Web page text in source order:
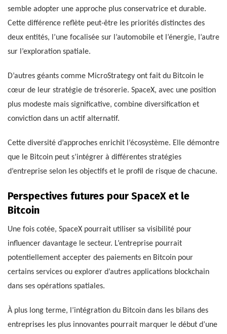
semble adopter une approche plus conservatrice et durable.
Cette différence reflète peut-être les priorités distinctes des
deux entités, l’une focalisée sur l’automobile et l’énergie, l’autre
sur l’exploration spatiale.
D’autres géants comme MicroStrategy ont fait du Bitcoin le
cœur de leur stratégie de trésorerie. SpaceX, avec une position
plus modeste mais significative, combine diversification et
conviction dans un actif alternatif.
Cette diversité d’approches enrichit l’écosystème. Elle démontre
que le Bitcoin peut s’intégrer à différentes stratégies
d’entreprise selon les objectifs et le profil de risque de chacune.
Perspectives futures pour SpaceX et le
Bitcoin
Une fois cotée, SpaceX pourrait utiliser sa visibilité pour
influencer davantage le secteur. L’entreprise pourrait
potentiellement accepter des paiements en Bitcoin pour
certains services ou explorer d’autres applications blockchain
dans ses opérations spatiales.
À plus long terme, l’intégration du Bitcoin dans les bilans des
entreprises les plus innovantes pourrait marquer le début d’une